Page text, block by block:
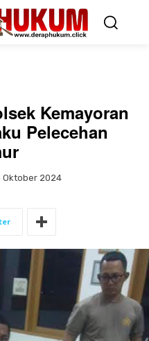
Kemayoran
Pelecehan
Oktober 2024